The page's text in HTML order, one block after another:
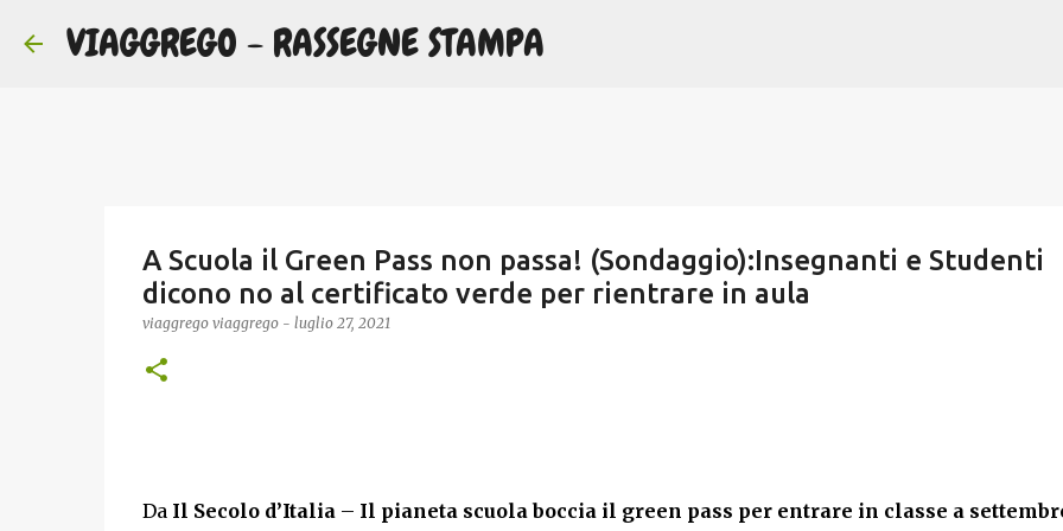
VIAGGREGO - RASSEGNE STAMPA
A Scuola il Green Pass non passa! (Sondaggio):Insegnanti e Studenti
dicono no al certificato verde per rientrare in aula
viaggrego viaggrego - luglio 27, 2021
Da Il Secolo d’Italia – Il pianeta scuola boccia il green pass per entrare in classe a